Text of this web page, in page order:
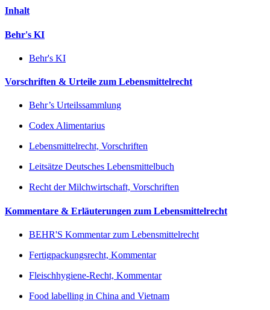
Inhalt
Behr's KI
Behr's KI
Vorschriften & Urteile zum Lebensmittelrecht
Behr’s Urteilssammlung
Codex Alimentarius
Lebensmittelrecht, Vorschriften
Leitsätze Deutsches Lebensmittelbuch
Recht der Milchwirtschaft, Vorschriften
Kommentare & Erläuterungen zum Lebensmittelrecht
BEHR'S Kommentar zum Lebensmittelrecht
Fertigpackungsrecht, Kommentar
Fleischhygiene-Recht, Kommentar
Food labelling in China and Vietnam